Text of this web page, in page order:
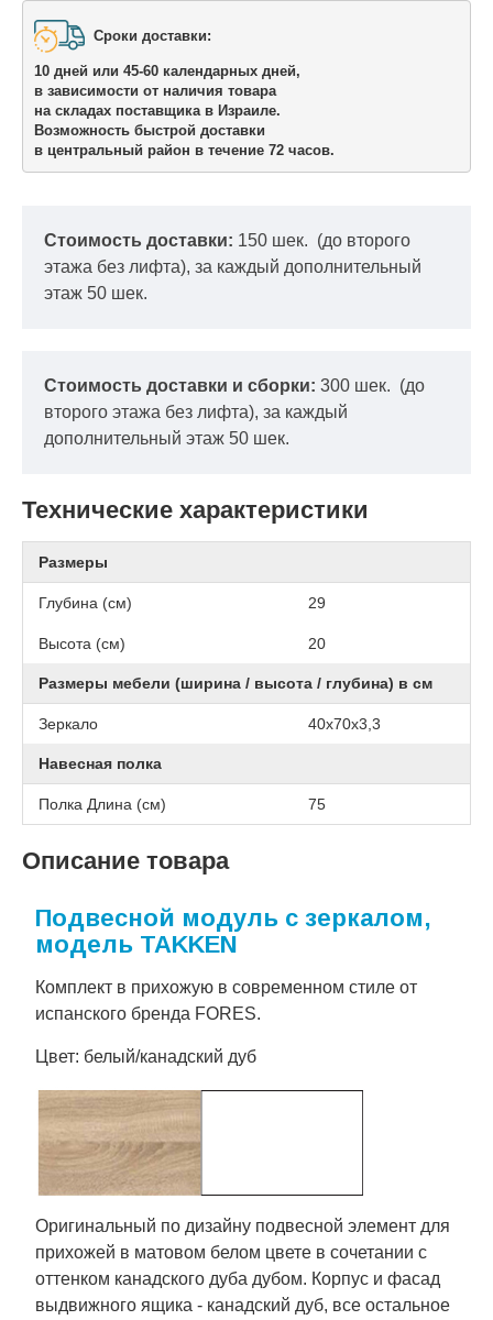
Сроки доставки:
10 дней или 45-60 календарных дней,
в зависимости от наличия товара
на складах поставщика в Израиле.
Возможность быстрой доставки
в центральный район в течение 72 часов.
Стоимость доставки: 150 шек. (до второго
этажа без лифта), за каждый дополнительный
этаж 50 шек.
Стоимость доставки и сборки: 300 шек. (до
второго этажа без лифта), за каждый
дополнительный этаж 50 шек.
Технические характеристики
Размеры
Глубина (см) 29
Высота (см) 20
Размеры мебели (ширина / высота / глубина) в см
Зеркало 40x70x3,3
Навесная полка
Полка Длина (см) 75
Описание товара
Подвесной модуль с зеркалом,
модель TAKKEN
Комплект в прихожую в современном стиле от
испанского бренда FORES.
Цвет: белый/канадский дуб
Оригинальный по дизайну подвесной элемент для
прихожей в матовом белом цвете в сочетании с
оттенком канадского дуба дубом. Корпус и фасад
выдвижного ящика - канадский дуб, все остальное